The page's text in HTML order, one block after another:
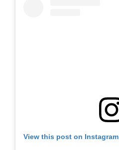
View this post on Instagram